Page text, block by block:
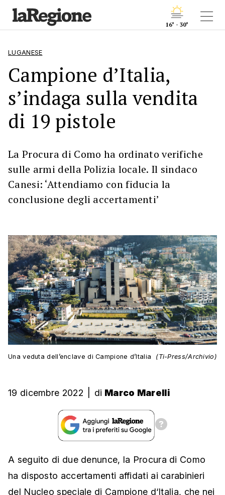
16° - 30°
LUGANESE
Campione d’Italia,
s’indaga sulla vendita
di 19 pistole
La Procura di Como ha ordinato verifiche
sulle armi della Polizia locale. Il sindaco
Canesi: ‘Attendiamo con fiducia la
conclusione degli accertamenti’
Una veduta dell’enclave di Campione d’Italia (Ti-Press/Archivio)
19 dicembre 2022 di Marco Marelli
A seguito di due denunce, la Procura di Como
ha disposto accertamenti affidati ai carabinieri
del Nucleo speciale di Campione d‘Italia, che nei